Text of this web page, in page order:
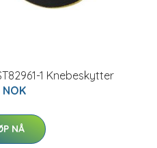
1 Knebeskytter
NOK
NÅ